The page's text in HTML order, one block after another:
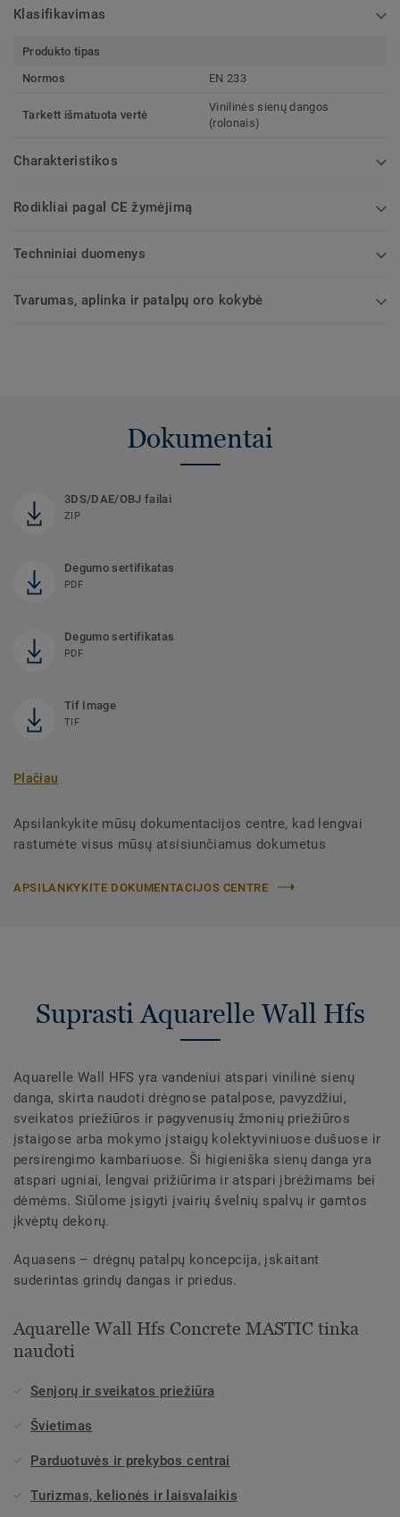
Klasifikavimas
Produkto tipas
Normos
EN 233
Tarkett išmatuota vertė
Vinilinės sienų dangos
(rolonais)
Charakteristikos
Rodikliai pagal CE žymėjimą
Techniniai duomenys
Tvarumas, aplinka ir patalpų oro kokybė
Dokumentai
3DS/DAE/OBJ failai
ZIP
Degumo sertifikatas
PDF
Degumo sertifikatas
PDF
Tif Image
TIF
Plačiau
Apsilankykite mūsų dokumentacijos centre, kad lengvai
rastumėte visus mūsų atsisiunčiamus dokumetus
APSILANKYKITE DOKUMENTACIJOS CENTRE
Suprasti Aquarelle Wall Hfs
Aquarelle Wall HFS yra vandeniui atspari vinilinė sienų
danga, skirta naudoti drėgnose patalpose, pavyzdžiui,
sveikatos priežiūros ir pagyvenusių žmonių priežiūros
įstaigose arba mokymo įstaigų kolektyviniuose dušuose ir
persirengimo kambariuose. Ši higieniška sienų danga yra
atspari ugniai, lengvai prižiūrima ir atspari įbrėžimams bei
dėmėms. Siūlome įsigyti įvairių švelnių spalvų ir gamtos
įkvėptų dekorų.
Aquasens – drėgnų patalpų koncepcija, įskaitant
suderintas grindų dangas ir priedus.
Aquarelle Wall Hfs Concrete MASTIC tinka
naudoti
Senjorų ir sveikatos priežiūra
Švietimas
Parduotuvės ir prekybos centrai
Turizmas, kelionės ir laisvalaikis